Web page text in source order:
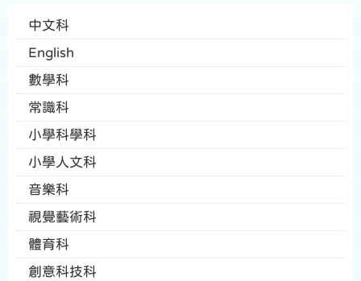
中文科
English
數學科
常識科
小學科學科
小學人文科
音樂科
視覺藝術科
體育科
創意科技科